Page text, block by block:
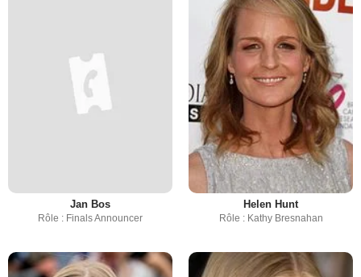
Jan Bos
Rôle : Finals Announcer
Helen Hunt
Rôle : Kathy Bresnahan